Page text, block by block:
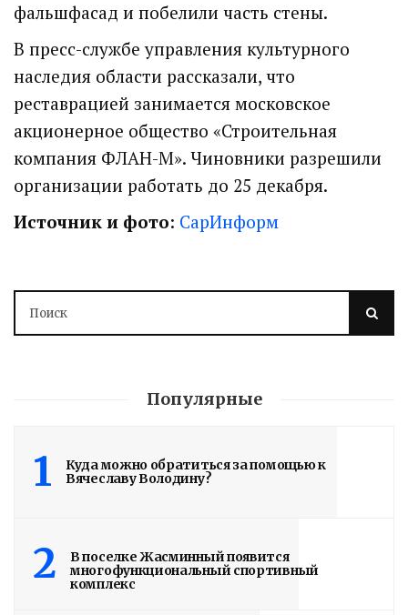
фальшфасад и побелили часть стены.
В пресс-службе управления культурного
наследия области рассказали, что
реставрацией занимается московское
акционерное общество «Строительная
компания ФЛАН-М». Чиновники разрешили
организации работать до 25 декабря.
Источник и фото: СарИнформ
Популярные
1
Куда можно обратиться за помощью к
Вячеславу Володину?
2
В поселке Жасминный появится
многофункциональный спортивный
комплекс
Володин: 31 августа